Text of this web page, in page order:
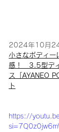
2024年10月
小さなボディー
感！　3.5型デ
ス「AYANEO
ト
https://